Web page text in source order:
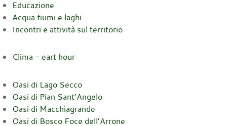
Educazione
Acqua fiumi e laghi
Incontri e attività sul territorio
Clima - eart hour
Oasi di Lago Secco
Oasi di Pian Sant’Angelo
Oasi di Macchiagrande
Oasi di Bosco Foce dell’Arrone